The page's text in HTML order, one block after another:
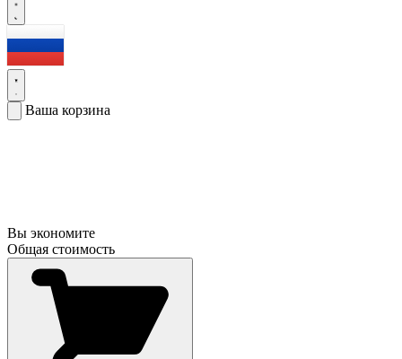
Ваша корзина
Вы экономите
Общая стоимость